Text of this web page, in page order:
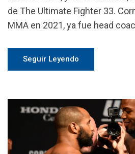
de The Ultimate Fighter 33.
MMA en 2021, ya fue head
Seguir Leyendo